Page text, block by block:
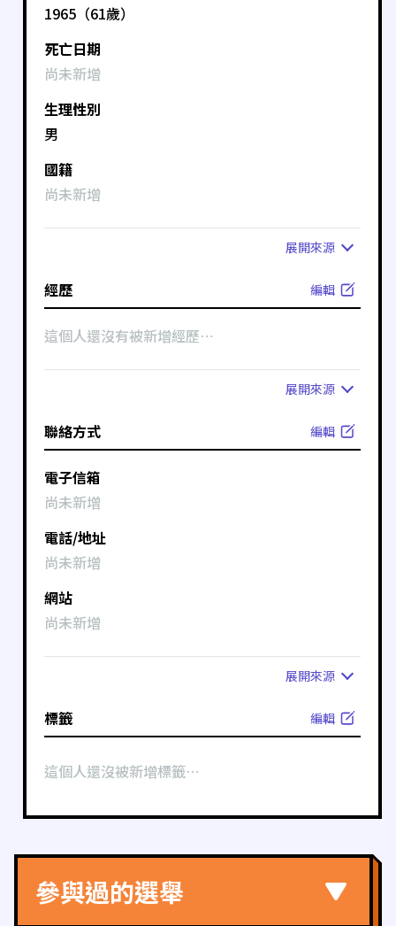
1965（61歲）
死亡日期
尚未新增
生理性別
男
國籍
尚未新增
展開來源
經歷 編輯
這個人還沒有被新增經歷⋯
展開來源
聯絡方式 編輯
電子信箱
尚未新增
電話/地址
尚未新增
網站
尚未新增
展開來源
標籤 編輯
這個人還沒被新增標籤⋯
參與過的選舉